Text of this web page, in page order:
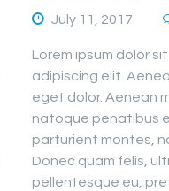
July 11, 2017
Lorem ipsum dolor
adipiscing elit.
eget dolor. Aenean
natoque penatibus
parturient montes,
Donec quam felis,
pellentesque eu,